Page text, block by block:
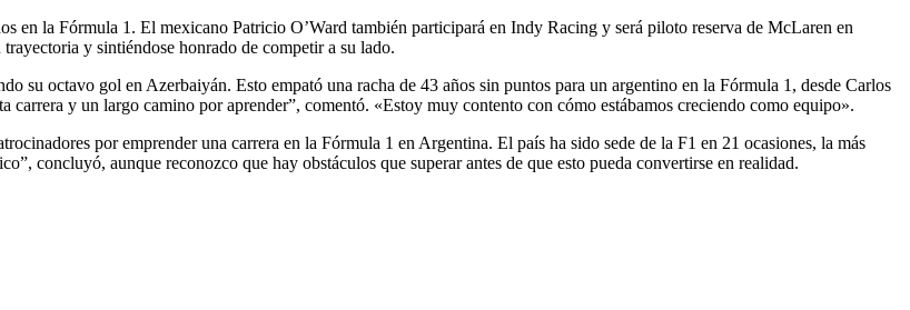
en la Fórmula 1. El mexicano Patricio O’Ward también participará en Indy Racing y será piloto reserva de McLaren en
y sintiéndose honrado de competir a su lado.
su octavo gol en Azerbaiyán. Esto empató una racha de 43 años sin puntos para un argentino en la Fórmula 1, desde Carlos
carrera y un largo camino por aprender”, comentó. «Estoy muy contento con cómo estábamos creciendo como equipo».
por emprender una carrera en la Fórmula 1 en Argentina. El país ha sido sede de la F1 en 21 ocasiones, la más
concluyó, aunque reconozco que hay obstáculos que superar antes de que esto pueda convertirse en realidad.